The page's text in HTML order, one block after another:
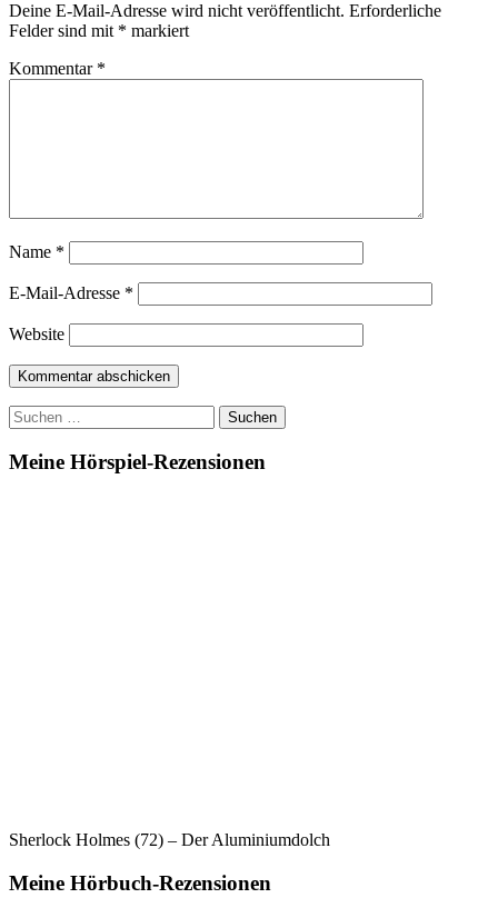
Deine E-Mail-Adresse wird nicht veröffentlicht. Erforderliche
Felder sind mit * markiert
Kommentar *
Name *
E-Mail-Adresse *
Website
Suchen
nach:
Meine Hörspiel-Rezensionen
Sherlock Holmes (72) – Der Aluminiumdolch
Meine Hörbuch-Rezensionen